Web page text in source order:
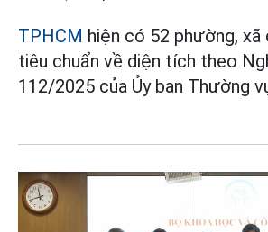
TPHCM hiện có 52 phường,
tiêu chuẩn về diện tích theo
112/2025 của Ủy ban Thường